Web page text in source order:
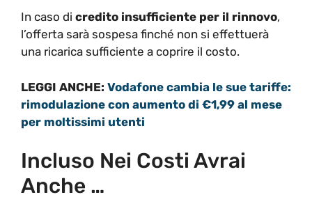
In caso di credito insufficiente per il rinnovo,
l’offerta sarà sospesa finché non si effettuerà
una ricarica sufficiente a coprire il costo.
LEGGI ANCHE: Vodafone cambia le sue tariffe:
rimodulazione con aumento di €1,99 al mese
per moltissimi utenti
Incluso Nei Costi Avrai
Anche …